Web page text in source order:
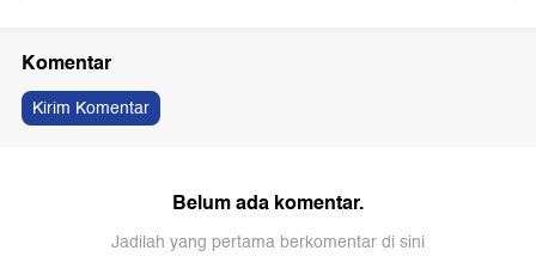
Komentar
Kirim Komentar
Belum ada komentar.
Jadilah yang pertama berkomentar di sini